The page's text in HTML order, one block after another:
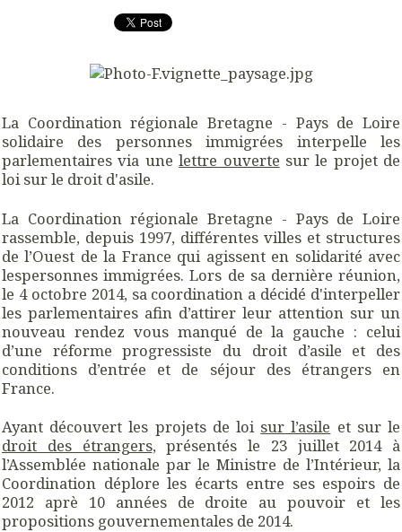
La Coordination régionale Bretagne - Pays de Loire
solidaire des personnes immigrées interpelle les
parlementaires via unelettre ouverte sur le projet de
loi sur le droit d'asile.
La Coordination régionale Bretagne - Pays de Loire
rassemble, depuis 1997, différentes villes et structures
de l’Ouest de la France qui agissent en solidarité avec
lespersonnes immigrées. Lors de sa dernière réunion,
le 4 octobre 2014, sa coordination a décidé d'interpeller
les parlementaires afin d’attirer leur attention sur un
nouveau rendez vous manqué de la gauche : celui
d’une réforme progressiste du droit d’asile et des
conditions d’entrée et de séjour des étrangers en
France.
Ayant découvert les projets de loi sur l’asile et sur le
droit des étrangers, présentés le 23 juillet 2014 à
l’Assemblée nationale par le Ministre de l’Intérieur, la
Coordination déplore les écarts entre ses espoirs de
2012 aprè 10 années de droite au pouvoir et les
propositions gouvernementales de 2014.